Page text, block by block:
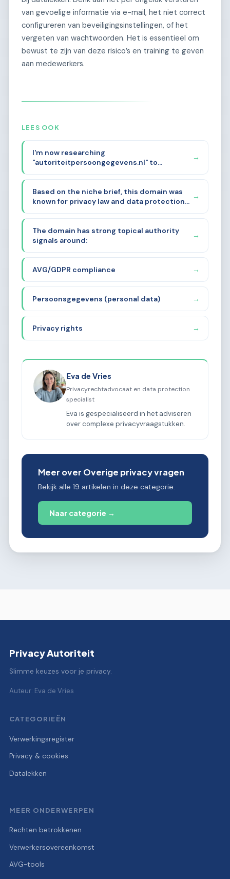
van gevoelige informatie via e-mail, het niet correct
configureren van beveiligingsinstellingen, of het
vergeten van wachtwoorden. Het is essentieel om
bewust te zijn van deze risico’s en training te geven
aan medewerkers.
LEES OOK
I'm now researching
"autoriteitpersoongegevens.nl" to
understand its history, backlinks, and
mentions. The domain name itself strongly
suggests it was related to the Dutch Data
Protection Authority (Autoriteit
Persoonsgegevens). Let me analyze the
niche brief provided and determine the
optimal sub-sub-niche.
→
Based on the niche brief, this domain was
known for privacy law and data protection
in the Netherlands. The name "Autoriteit
Persoonsgegevens" is literally the Dutch
Data Protection Authority (AP).
→
The domain has strong topical authority
signals around:
→
AVG/GDPR compliance →
Persoonsgegevens (personal data) →
Privacy rights →
Eva de Vries
Privacyrechtadvocaat en data protection
specialist
Eva is gespecialiseerd in het adviseren
over complexe privacyvraagstukken.
Meer over Overige privacy vragen
Bekijk alle 19 artikelen in deze categorie.
Naar categorie →
Privacy Autoriteit
Slimme keuzes voor je privacy.
Auteur: Eva de Vries
CATEGORIEËN
Verwerkingsregister
Privacy & cookies
Datalekken
MEER ONDERWERPEN
Rechten betrokkenen
Verwerkersovereenkomst
AVG-tools